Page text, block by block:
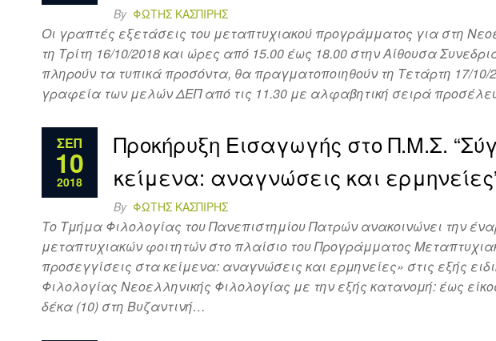
By ΦΏΤΗΣ ΚΑΣΠΊΡΗΣ
Οι γραπτές εξετάσεις του μεταπτυχιακού προγράμματος για στη
τη Τρίτη 16/10/2018 και ώρες από 15.00 έως 18.00 στην Αίθουσα
πληρούν τα τυπικά προσόντα, θα πραγματοποιηθούν τη Τετάρτη 17/10/
γραφεία των μελών ΔΕΠ από τις 11.30 με αλφαβητική σειρά
ΣΕΠ
10
2018
Προκήρυξη Εισαγωγής στο Π.Μ.Σ.
κείμενα: αναγνώσεις και
By ΦΏΤΗΣ ΚΑΣΠΊΡΗΣ
Το Τμήμα Φιλολογίας του Πανεπιστημίου Πατρών ανακοινώνει την
μεταπτυχιακών φοιτητών στο πλαίσιο του Προγράμματος
προσεγγίσεις στα κείμενα: αναγνώσεις και ερμηνείες» στις εξής
Φιλολογίας Νεοελληνικής Φιλολογίας με την εξής κατανομή: έως
δέκα (10) στη Βυζαντινή…